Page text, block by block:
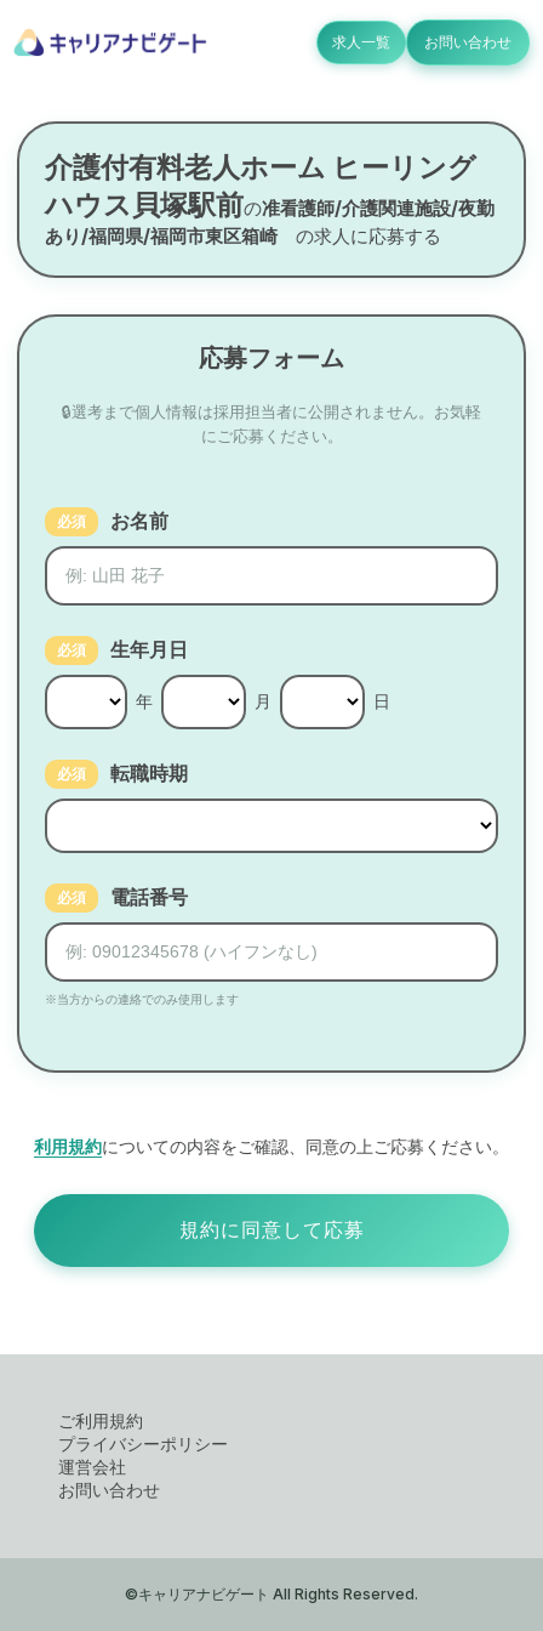
求人一覧 お問い合わせ
介護付有料老人ホーム ヒーリング
ハウス貝塚駅前の准看護師/介護関連施設/夜勤
あり/福岡県/福岡市東区箱崎の求人に応募する
応募フォーム
🔒選考まで個人情報は採用担当者に公開されません。お気軽
にご応募ください。
必須 お名前
必須 生年月日
年 月 日
必須 転職時期
必須 電話番号
※当方からの連絡でのみ使用します
利用規約についての内容をご確認、同意の上ご応募ください。
規約に同意して応募
ご利用規約
プライバシーポリシー
運営会社
お問い合わせ
©キャリアナビゲート All Rights Reserved.